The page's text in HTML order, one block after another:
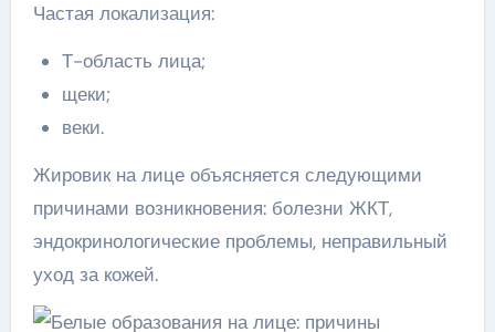
Частая локализация:
Т-область лица;
щеки;
веки.
Жировик на лице объясняется следующими
причинами возникновения: болезни ЖКТ,
эндокринологические проблемы, неправильный
уход за кожей.